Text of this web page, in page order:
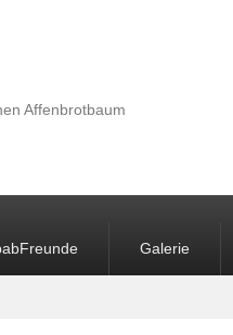
Affenbrotbaum
Galerie